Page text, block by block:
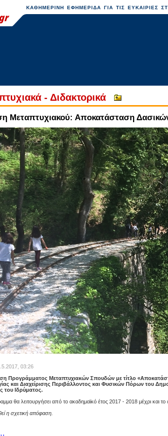
ΚΑΘΗΜΕΡΙΝΗ ΕΦΗΜΕΡΙΔΑ ΓΙΑ ΤΙΣ ΕΥΚΑΙΡΙΕΣ
- Διδακτορικά
Μεταπτυχιακού: Αποκατάσταση
03:26
Προγράμματος Μεταπτυχιακών Σπουδών με τίτλο
και Διαχείρισης Περιβάλλοντος και Φυσικών Πόρων του
του Ιδρύματος.
θα λειτουργήσει από το ακαδημαϊκό έτος 2017 - 2018 μέχρι και το
η σχετική απόφαση.